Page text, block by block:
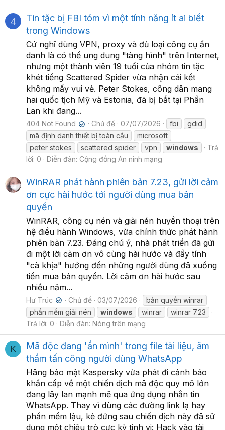
4
Tin tặc bị FBI tóm vì một tính năng ít ai biết
trong Windows
Cứ nghĩ dùng VPN, proxy và đủ loại công cụ ẩn
danh là có thể ung dung "tàng hình" trên Internet,
nhưng một thành viên 19 tuổi của nhóm tin tặc
khét tiếng Scattered Spider vừa nhận cái kết
không mấy vui vẻ. Peter Stokes, công dân mang
hai quốc tịch Mỹ và Estonia, đã bị bắt tại Phần
Lan khi đang...
404 Not Found ✔ Chủ đề 07/07/2026 fbi
gdid
mã định danh thiết bị toàn cầu
microsoft
peter stokes
scattered spider vpn windows
Trả
lời: 0
Diễn đàn: Cộng đồng An ninh mạng
WinRAR phát hành phiên bản 7.23, gửi lời cảm
ơn cực hài hước tới người dùng mua bản
quyền
WinRAR, công cụ nén và giải nén huyền thoại trên
hệ điều hành Windows, vừa chính thức phát hành
phiên bản 7.23. Đáng chú ý, nhà phát triển đã gửi
đi một lời cảm ơn vô cùng hài hước và đầy tính
"cà khịa" hướng đến những người dùng đã xuống
tiền mua bản quyền. Lời cảm ơn hài hước sau
nhiều năm...
Hư Trúc ✔ Chủ đề 03/07/2026
bản quyền winrar
phần mềm giải nén
windows winrar
winrar 7.23
Trả lời: 0
Diễn đàn: Nóng trên mạng
K
Mã độc đang 'ẩn mình' trong file tài liệu, âm
thầm tấn công người dùng WhatsApp
Hãng bảo mật Kaspersky vừa phát đi cảnh báo
khẩn cấp về một chiến dịch mã độc quy mô lớn
đang lây lan mạnh mẽ qua ứng dụng nhắn tin
WhatsApp. Thay vì dùng các đường link lạ hay
phần mềm lậu, kẻ đứng sau chiến dịch này đã sử
dụng một chiêu trò cực kỳ tinh vi: Hack vào tài